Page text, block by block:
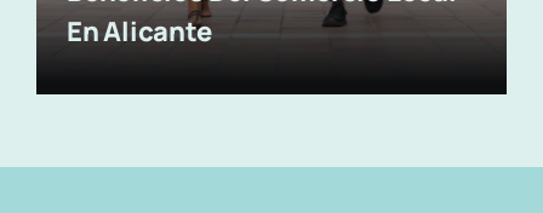
En Alicante